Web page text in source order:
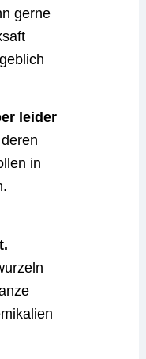
gerne
leider
in